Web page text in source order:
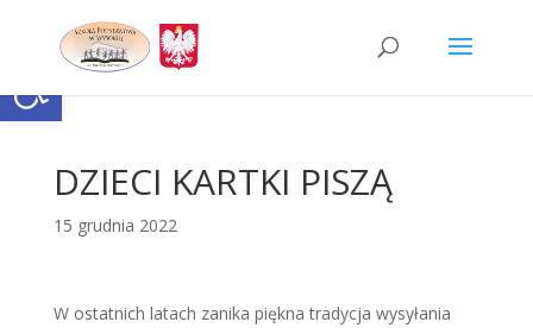
contentOtwórz pasek narzędzi
DZIECI KARTKI PISZĄ
15 grudnia 2022
W ostatnich latach zanika piękna tradycja wysyłania